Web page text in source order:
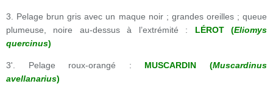
3. Pelage brun gris avec un maque noir ; grandes oreilles ; queue
plumeuse, noire au-dessus à l’extrémité : LÉROT (Eliomys
quercinus)
3'. Pelage roux-orangé : MUSCARDIN (Muscardinus
avellanarius)